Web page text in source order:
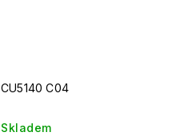
CU5140 C04
Skladem